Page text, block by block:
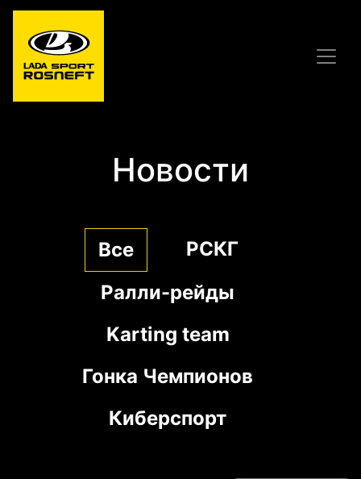
Новости
Все
РСКГ
Ралли-рейды
Karting team
Гонка Чемпионов
Киберспорт